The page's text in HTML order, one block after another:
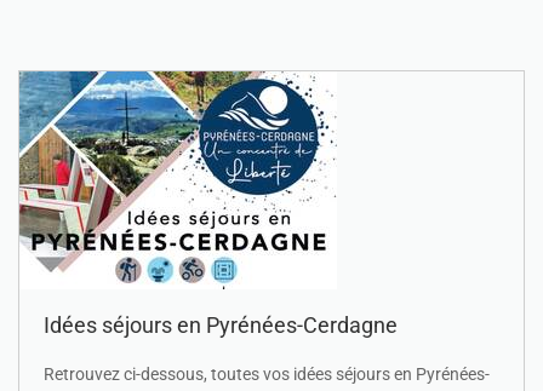
Idées séjours en Pyrénées-Cerdagne
Retrouvez ci-dessous, toutes vos idées séjours en Pyrénées-